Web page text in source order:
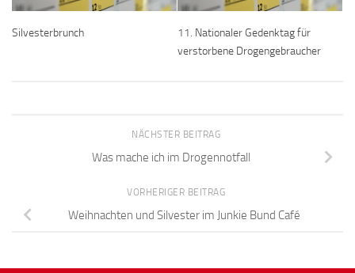
Silvesterbrunch
11. Nationaler Gedenktag für
verstorbene Drogengebraucher
NÄCHSTER BEITRAG
Was mache ich im Drogennotfall
VORHERIGER BEITRAG
Weihnachten und Silvester im Junkie Bund Café